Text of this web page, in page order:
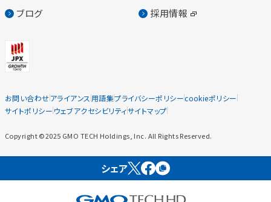
ブログ 採用情報
お問い合わせアライアンス 用語集プライバシーポリシーcookieポリシー
サイトポリシー ウェブアクセシビリティサイトマップ
Copyright ©2025 GMO TECH Holdings, Inc. All Rights Reserved.
シェア